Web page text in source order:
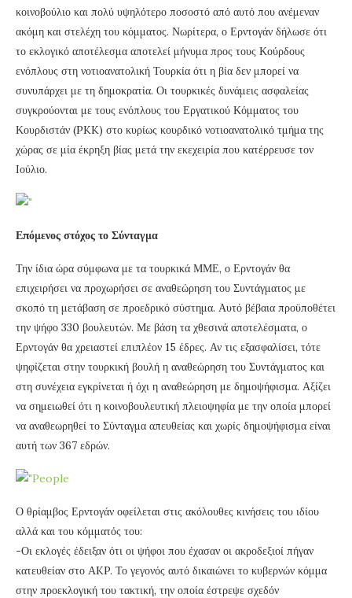
κοινοβούλιο και πολύ υψηλότερο ποσοστό από αυτό που ανέμεναν
ακόμη και στελέχη του κόμματος. Νωρίτερα, ο Ερντογάν δήλωσε ότι
το εκλογικό αποτέλεσμα αποτελεί μήνυμα προς τους Κούρδους
ενόπλους στη νοτιοανατολική Τουρκία ότι η βία δεν μπορεί να
συνυπάρχει με τη δημοκρατία. Οι τουρκικές δυνάμεις ασφαλείας
συγκρούονται με τους ενόπλους του Εργατικού Κόμματος του
Κουρδιστάν (PKK) στο κυρίως κουρδικό νοτιοανατολικό τμήμα της
χώρας σε μία έκρηξη βίας μετά την εκεχειρία που κατέρρευσε τον
Ιούλιο.
Επόμενος στόχος το Σύνταγμα
Την ίδια ώρα σύμφωνα με τα τουρκικά ΜΜΕ, ο Ερντογάν θα
επιχειρήσει να προχωρήσει σε αναθεώρηση του Συντάγματος με
σκοπό τη μετάβαση σε προεδρικό σύστημα. Αυτό βέβαια προϋποθέτει
την ψήφο 330 βουλευτών. Με βάση τα χθεσινά αποτελέσματα, ο
Ερντογάν θα χρειαστεί επιπλέον 15 έδρες. Αν τις εξασφαλίσει, τότε
ψηφίζεται στην τουρκική βουλή η αναθεώρηση του Συντάγματος και
στη συνέχεια εγκρίνεται ή όχι η αναθεώρηση με δημοψήφισμα. Αξίζει
να σημειωθεί ότι η κοινοβουλευτική πλειοψηφία με την οποία μπορεί
να αναθεωρηθεί το Σύνταγμα απευθείας και χωρίς δημοψήφισμα είναι
αυτή των 367 εδρών.
Ο θρίαμβος Ερντογάν οφείλεται στις ακόλουθες κινήσεις του ιδίου
αλλά και του κόμματός του:
-Οι εκλογές έδειξαν ότι οι ψήφοι που έχασαν οι ακροδεξιοί πήγαν
κατευθείαν στο ΑKP. Το γεγονός αυτό δικαιώνει το κυβερνών κόμμα
στην προεκλογική του τακτική, την οποία έστρεψε σχεδόν